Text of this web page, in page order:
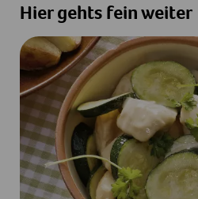
Hier gehts fein weiter